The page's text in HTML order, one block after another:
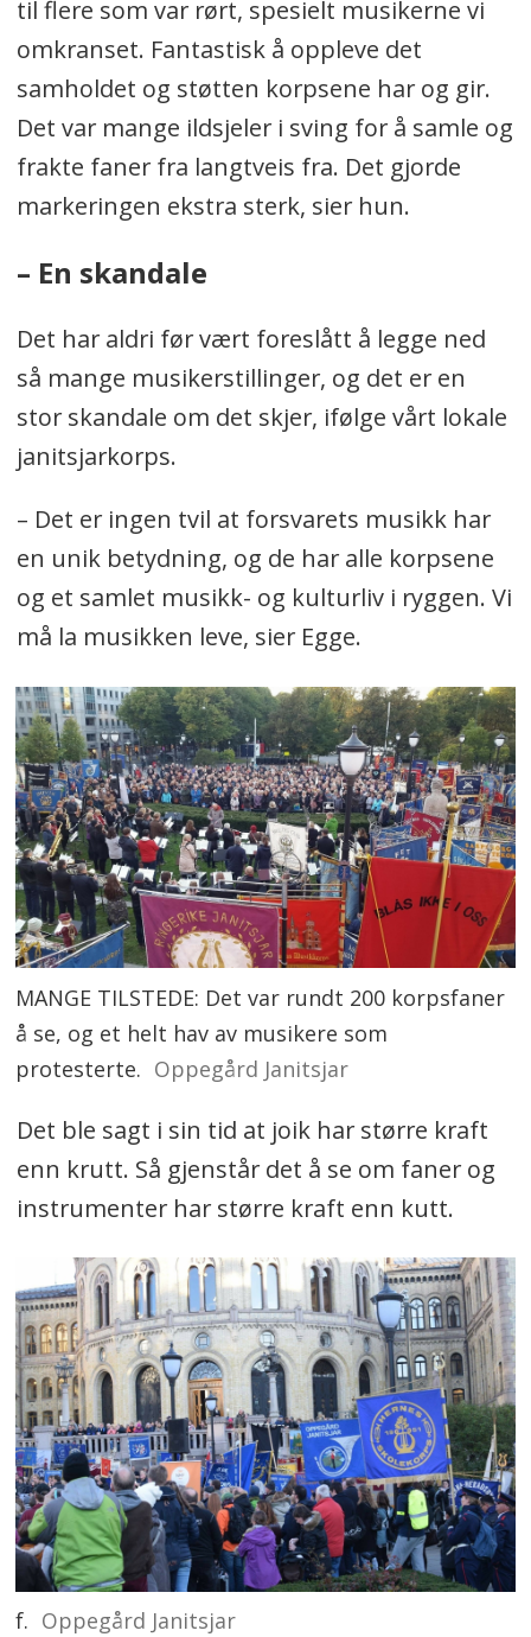
til flere som var rørt, spesielt musikerne vi
omkranset. Fantastisk å oppleve det
samholdet og støtten korpsene har og gir.
Det var mange ildsjeler i sving for å samle og
frakte faner fra langtveis fra. Det gjorde
markeringen ekstra sterk, sier hun.
– En skandale
Det har aldri før vært foreslått å legge ned
så mange musikerstillinger, og det er en
stor skandale om det skjer, ifølge vårt lokale
janitsjarkorps.
– Det er ingen tvil at forsvarets musikk har
en unik betydning, og de har alle korpsene
og et samlet musikk- og kulturliv i ryggen. Vi
må la musikken leve, sier Egge.
MANGE TILSTEDE: Det var rundt 200 korpsfaner
å se, og et helt hav av musikere som
protesterte. Oppegård Janitsjar
Det ble sagt i sin tid at joik har større kraft
enn krutt. Så gjenstår det å se om faner og
instrumenter har større kraft enn kutt.
f. Oppegård Janitsjar